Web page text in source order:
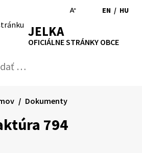
Zvýšiť
kontrast
písmapísma
EN
to
/ HU
JELKA
OFICIÁLNE STRÁNKY OBCE
794
Dokumenty